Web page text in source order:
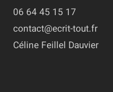
06 64 45 15 17
contact@ecrit-tout.fr
Céline Feillel Dauvier